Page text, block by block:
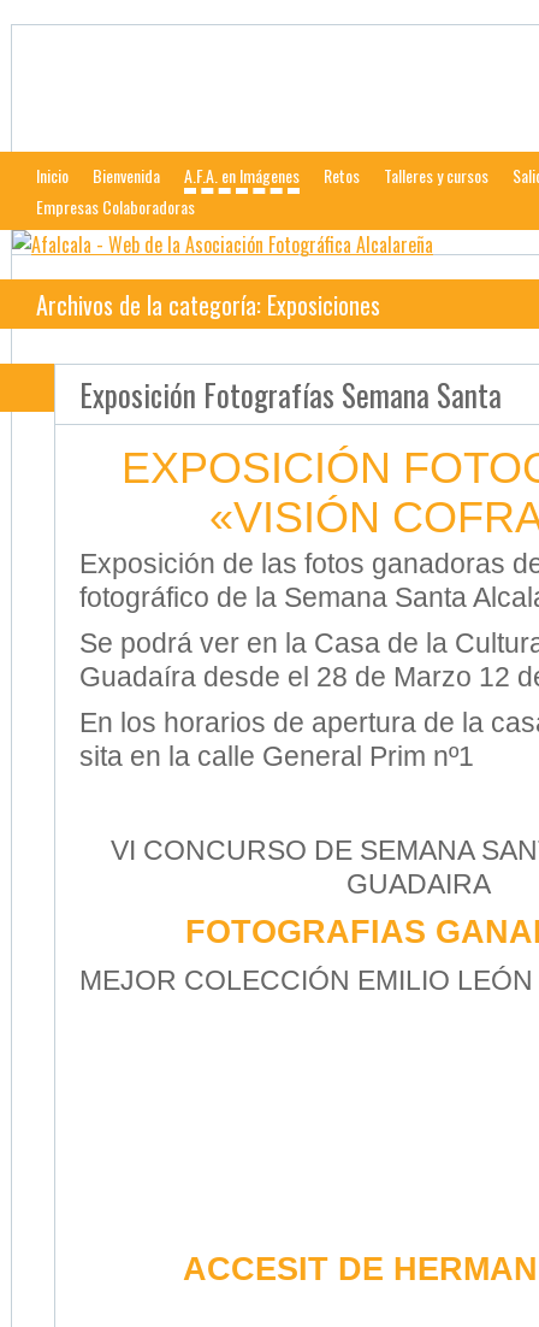
Inicio Bienvenida A.F.A. en Imágenes Retos Talleres y cursos
Empresas Colaboradoras
Archivos de la categoría: Exposiciones
Exposición Fotografías Semana Santa
EXPOSICIÓN
«VISIÓN
Exposición de las fotos ganadoras
fotográfico de la Semana Santa
Se podrá ver en la Casa de la
Guadaíra desde el 28 de Marzo 12
En los horarios de apertura de la
sita en la calle General Prim nº1
VI CONCURSO DE SEMANA
GUADAIRA
FOTOGRAFIAS
MEJOR COLECCIÓN EMILIO
ACCESIT DE